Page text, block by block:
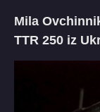
Mila
TTR 250 iz